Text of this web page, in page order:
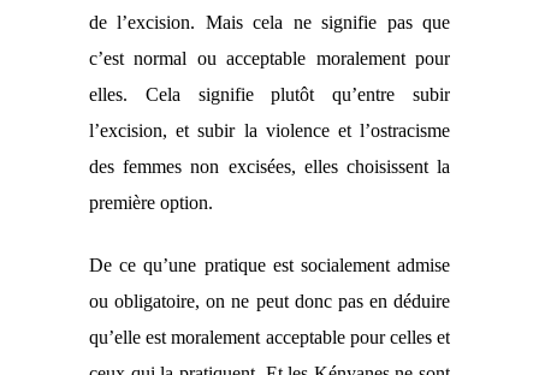
de l’excision. Mais cela ne signifie pas que
c’est normal ou acceptable moralement pour
elles. Cela signifie plutôt qu’entre subir
l’excision, et subir la violence et l’ostracisme
des femmes non excisées, elles choisissent la
première option.
De ce qu’une pratique est socialement admise
ou obligatoire, on ne peut donc pas en déduire
qu’elle est moralement acceptable pour celles et